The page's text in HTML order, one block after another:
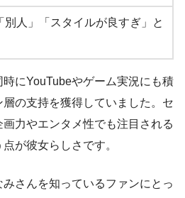
別人」「スタイルが良すぎ」と
にYouTubeやゲーム実況にも積
の支持を獲得していました。セ
力やエンタメ性でも注目される
が彼女らしさです。
さんを知っているファンにとっ